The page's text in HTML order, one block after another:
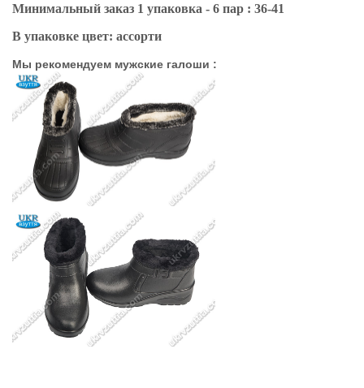
Минимальный заказ 1 упаковка - 6 пар : 36-41
В упаковке цвет: ассорти
Мы рекомендуем мужские галоши :